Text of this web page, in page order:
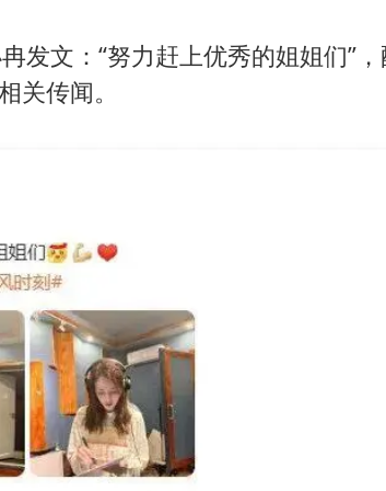
发文：“努力赶上优秀的姐姐们”
关传闻。